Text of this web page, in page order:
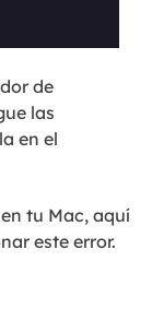
de
las
en el
tu Mac, aquí
este error.